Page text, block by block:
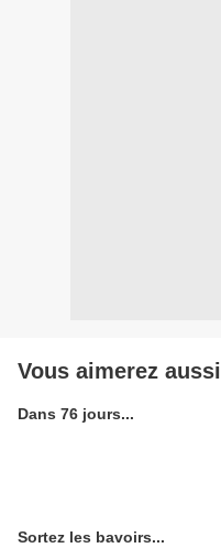
Vous aimerez aussi
Dans 76 jours...
Sortez les bavoirs...